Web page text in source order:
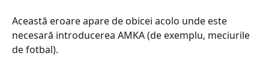
Această eroare apare de obicei acolo unde este
necesară introducerea AMKA (de exemplu, meciurile
de fotbal).